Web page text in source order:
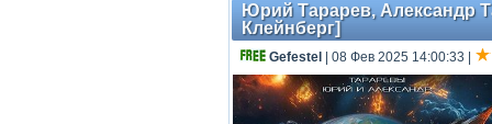
Юрий Тарарев, Александр
Клейнберг]
Gefestel | 08 Фев 2025 14:00:33